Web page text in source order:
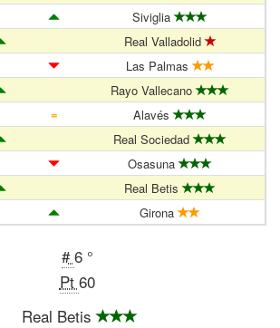
Siviglia
Real Valladolid
Las Palmas
Rayo Vallecano
=
Alavés
Real Sociedad
Osasuna
Real Betis
Girona
#6 °
Pt 60
Real Betis